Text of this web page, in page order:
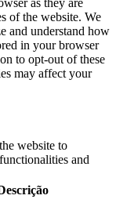
of the website. We
and understand how
in your browser
to opt-out of these
may affect your
website to
and